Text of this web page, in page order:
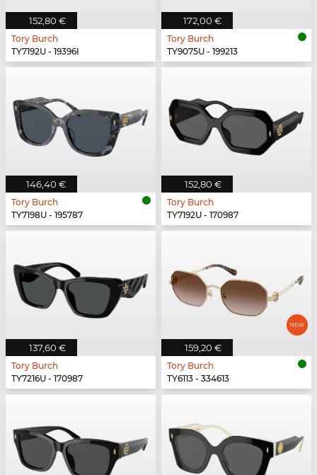
152,80 €
Tory Burch
TY7192U - 19396I
172,00 €
Tory Burch
TY9075U - 199213
146,40 €
Tory Burch
TY7198U - 195787
152,80 €
Tory Burch
TY7192U - 170987
137,60 €
Tory Burch
TY7216U - 170987
159,20 €
Tory Burch
TY6113 - 334613